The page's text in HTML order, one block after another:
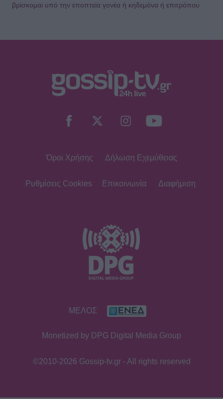
MEDIA
έθιμο της Καρπάθου
Λυδία Κονιόρδου: «Δεν νιώθω ότι
δρόμους η Αλίκη - Της γυρίζουν όλοι
Η άγνωστη ιστορία πίσω από την
τολμηρή σκηνή της Ζωής Λάσκαρη
και του Αλέκου Αλεξανδράκη
Δύο μαύρα πουκάμισα spoiler: Η
άφιξη της Μαρκέλλας φέρνει κι ένα
θαμμένο μυστικό από την Κρήτη
βρίσκομαι υπό την εποπτεία γονέα ή κηδεμόνα ή επιτρόπου
Όροι Χρήσης Δήλωση Εχεμύθειας
Ρυθμίσεις Cookies Επικοινωνία Διαφήμιση
ΜΕΛΟΣ
Monetized by DPG Digital Media Group
©2010-2026 Gossip-tv.gr - All rights reserved